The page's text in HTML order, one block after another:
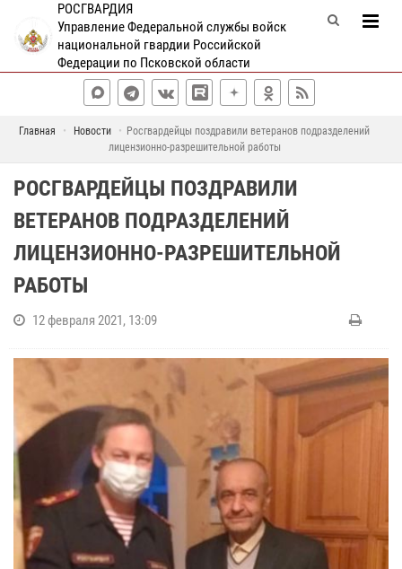
РОСГВАРДИЯ
Управление Федеральной службы войск
национальной гвардии Российской
Федерации по Псковской области
Главная Новости
Росгвардейцы поздравили ветеранов подразделений
лицензионно-разрешительной работы
РОСГВАРДЕЙЦЫ ПОЗДРАВИЛИ
ВЕТЕРАНОВ ПОДРАЗДЕЛЕНИЙ
ЛИЦЕНЗИОННО-РАЗРЕШИТЕЛЬНОЙ
РАБОТЫ
12 февраля 2021, 13:09